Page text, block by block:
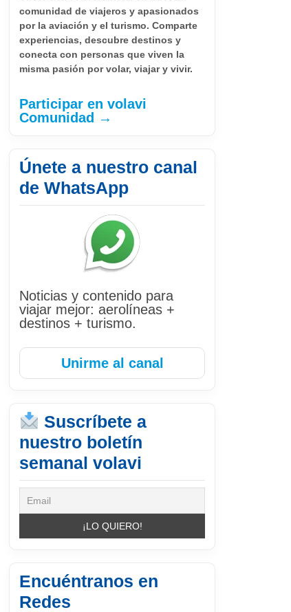
comunidad de viajeros y apasionados
por la aviación y el turismo. Comparte
experiencias, descubre destinos y
conecta con personas que viven la
misma pasión por volar, viajar y vivir.
Participar en volavi
Comunidad →
Únete a nuestro canal
de WhatsApp
Noticias y contenido para
viajar mejor: aerolíneas +
destinos + turismo.
Unirme al canal
Suscríbete a
nuestro boletín
semanal volavi
Encuéntranos en
Redes